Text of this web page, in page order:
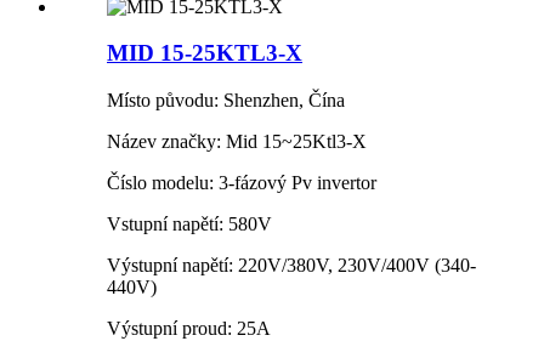
MID 15-25KTL3-X
Místo původu: Shenzhen, Čína
Název značky: Mid 15~25Ktl3-X
Číslo modelu: 3-fázový Pv invertor
Vstupní napětí: 580V
Výstupní napětí: 220V/380V, 230V/400V (340-
440V)
Výstupní proud: 25A